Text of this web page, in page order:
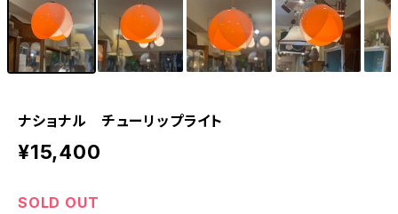
ナショナル チューリップライト
¥15,400
SOLD OUT